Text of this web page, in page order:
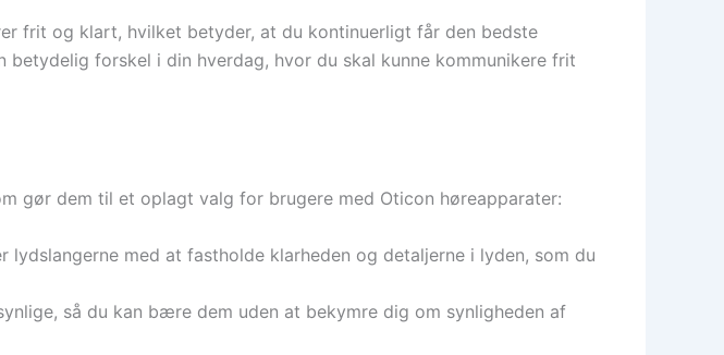
frit og klart, hvilket betyder, at du kontinuerligt får den bedste
forskel i din hverdag, hvor du skal kunne kommunikere frit
gør dem til et oplagt valg for brugere med Oticon høreapparater:
med at fastholde klarheden og detaljerne i lyden, som du
så du kan bære dem uden at bekymre dig om synligheden af